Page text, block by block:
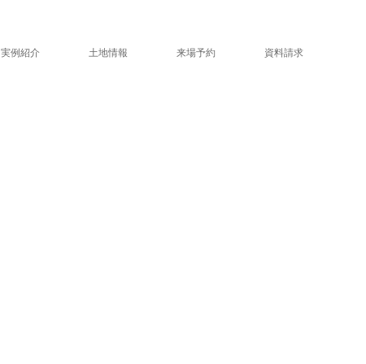
実例紹介 土地情報 来場予約 資料請求